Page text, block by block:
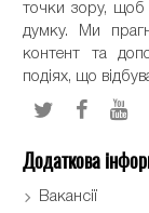
точки зору, щоб
думку. Ми
контент та
подіях, що
Додаткова
Вакансії